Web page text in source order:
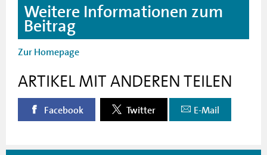
Weitere Informationen zum
Beitrag
Zur Homepage
ARTIKEL MIT ANDEREN TEILEN
Facebook Twitter E-Mail